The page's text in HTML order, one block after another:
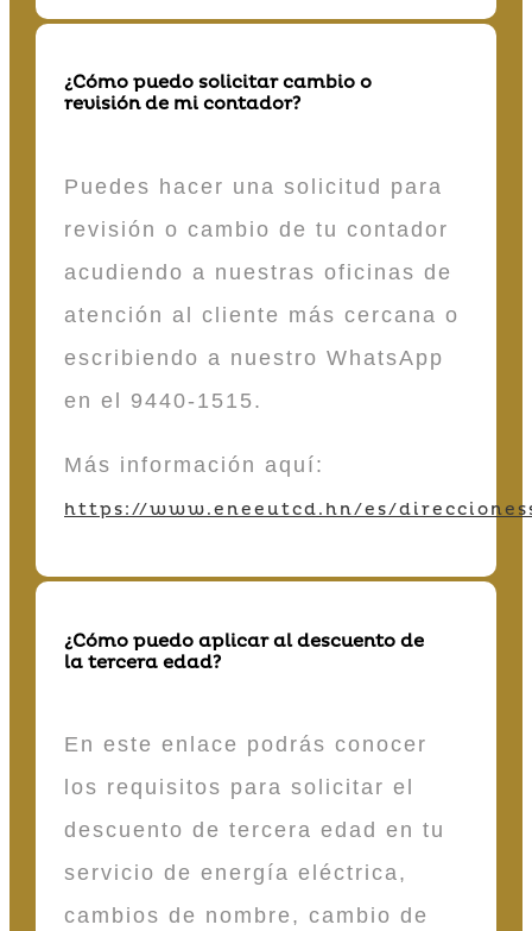
¿Cómo puedo solicitar cambio o
revisión de mi contador?
Puedes hacer una solicitud para
revisión o cambio de tu contador
acudiendo a nuestras oficinas de
atención al cliente más cercana o
escribiendo a nuestro WhatsApp
en el 9440-1515.
Más información aquí:
https://www.eneeutcd.hn/es/
¿Cómo puedo aplicar al descuento de
la tercera edad?
En este enlace podrás conocer
los requisitos para solicitar el
descuento de tercera edad en tu
servicio de energía eléctrica,
cambios de nombre, cambio de